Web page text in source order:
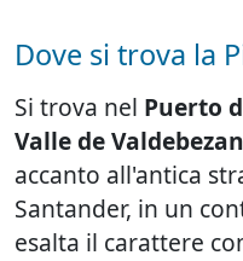
Dove si trova la
Si trova nel Puerto
Valle de
accanto all'antica
Santander, in un
esalta il carattere